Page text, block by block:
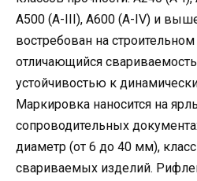
А500 (А-III), А600 (А-IV) и
востребован на
отличающийся
устойчивостью к
Маркировка наносится на
сопроводительных
диаметр (от 6 до 40 мм),
свариваемых изделий.